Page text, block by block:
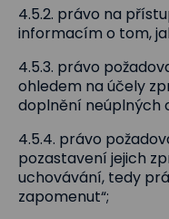
4.5.2. právo na
informacím o tom,
4.5.3. právo
ohledem na účely
doplnění neúplných
4.5.4. právo
pozastavení jejich
uchovávání, tedy
zapomenut“;